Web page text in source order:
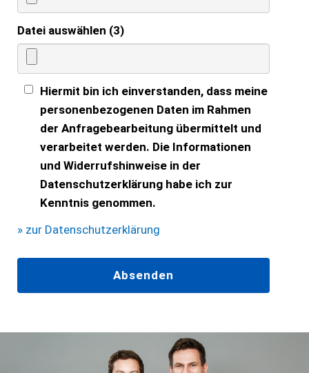
Datei auswählen (3)
Hiermit bin ich einverstanden, dass meine
personenbezogenen Daten im Rahmen
der Anfragebearbeitung übermittelt und
verarbeitet werden. Die Informationen
und Widerrufshinweise in der
Datenschutzerklärung habe ich zur
Kenntnis genommen.
» zur Datenschutzerklärung